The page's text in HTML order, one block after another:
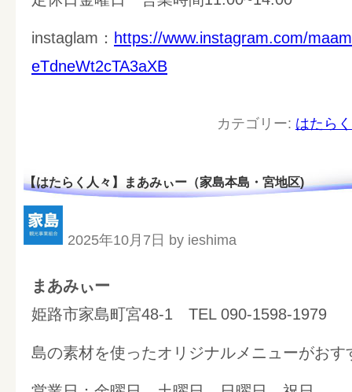
instaglam： https://www.instagram.com/
eTdneWt2cTA3aXB
カテゴリー: はたら
【はたらく人々】まあみぃー（家島本島・宮地区)
2025年10月7日 by ieshima
まあみぃー
姫路市家島町宮48-1 TEL 090-1598-1979
島の素材を使ったオリジナルメニューがおす